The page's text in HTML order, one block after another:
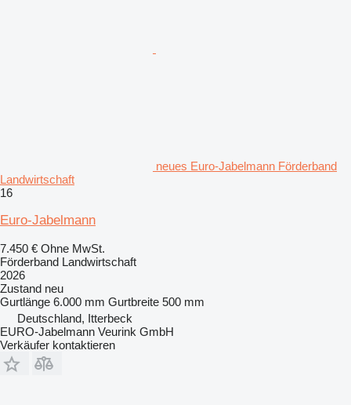
neues Euro-Jabelmann Förderband
Landwirtschaft
16
Euro-Jabelmann
7.450 € Ohne MwSt.
Förderband Landwirtschaft
2026
Zustand neu
Gurtlänge 6.000 mm Gurtbreite 500 mm
Deutschland, Itterbeck
EURO-Jabelmann Veurink GmbH
Verkäufer kontaktieren